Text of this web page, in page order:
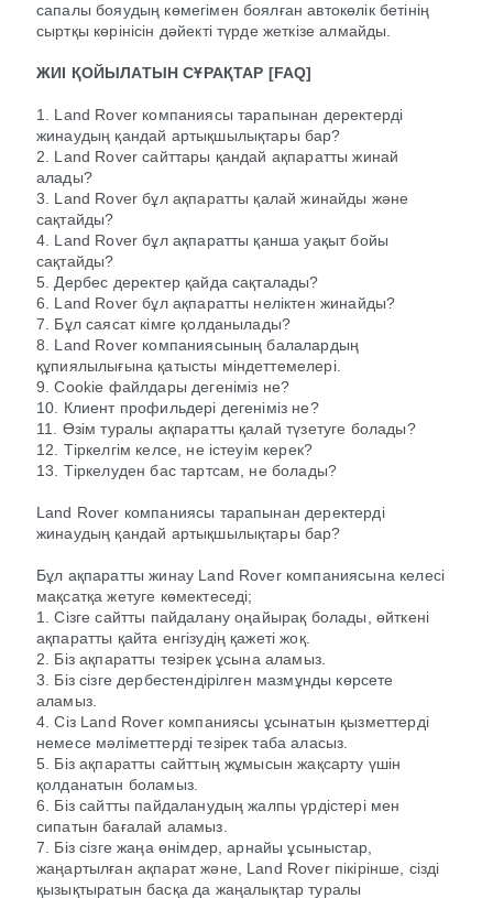
сапалы бояудың көмегімен боялған автокөлік бетінің
сыртқы көрінісін дәйекті түрде жеткізе алмайды.
ЖИІ ҚОЙЫЛАТЫН СҰРАҚТАР [FAQ]
1. Land Rover компаниясы тарапынан деректерді
жинаудың қандай артықшылықтары бар?
2. Land Rover сайттары қандай ақпаратты жинай
алады?
3. Land Rover бұл ақпаратты қалай жинайды және
сақтайды?
4. Land Rover бұл ақпаратты қанша уақыт бойы
сақтайды?
5. Дербес деректер қайда сақталады?
6. Land Rover бұл ақпаратты неліктен жинайды?
7. Бұл саясат кімге қолданылады?
8. Land Rover компаниясының балалардың
құпиялылығына қатысты міндеттемелері.
9. Cookie файлдары дегеніміз не?
10. Клиент профильдері дегеніміз не?
11. Өзім туралы ақпаратты қалай түзетуге болады?
12. Тіркелгім келсе, не істеуім керек?
13. Тіркелуден бас тартсам, не болады?
Land Rover компаниясы тарапынан деректерді
жинаудың қандай артықшылықтары бар?
Бұл ақпаратты жинау Land Rover компаниясына келесі
мақсатқа жетуге көмектеседі;
1. Сізге сайтты пайдалану оңайырақ болады, өйткені
ақпаратты қайта енгізудің қажеті жоқ.
2. Біз ақпаратты тезірек ұсына аламыз.
3. Біз сізге дербестендірілген мазмұнды көрсете
аламыз.
4. Сіз Land Rover компаниясы ұсынатын қызметтерді
немесе мәліметтерді тезірек таба аласыз.
5. Біз ақпаратты сайттың жұмысын жақсарту үшін
қолданатын боламыз.
6. Біз сайтты пайдаланудың жалпы үрдістері мен
сипатын бағалай аламыз.
7. Біз сізге жаңа өнімдер, арнайы ұсыныстар,
жаңартылған ақпарат және, Land Rover пікірінше, сізді
қызықтыратын басқа да жаңалықтар туралы